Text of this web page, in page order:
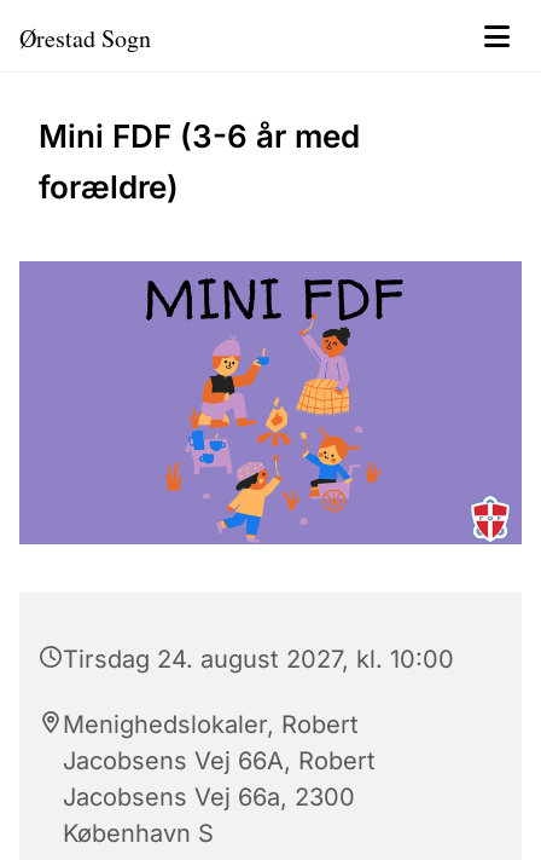
Ørestad Sogn
Mini FDF (3-6 år med
forældre)
Tirsdag 24. august 2027, kl. 10:00
Menighedslokaler, Robert
Jacobsens Vej 66A, Robert
Jacobsens Vej 66a, 2300
København S